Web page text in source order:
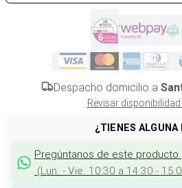
Despacho domicilio a
Revisar
¿TIENES ALGUNA
Pregúntanos de este producto
(Lun. - Vie. 10:30 a 14:30 -